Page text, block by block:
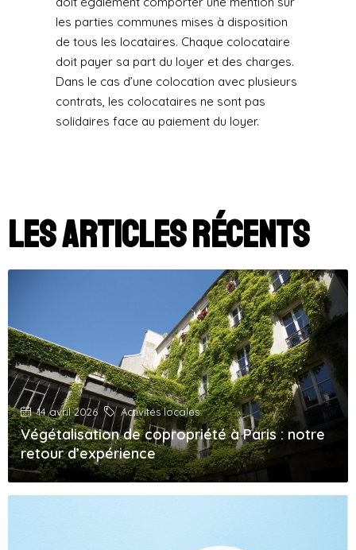
les parties communes mises à disposition
de tous les locataires. Chaque colocataire
doit payer sa part du loyer et des charges.
Dans le cas d’une colocation avec plusieurs
contrats, les colocataires ne sont pas
solidaires face au paiement du loyer.
Les articles récents
14 avril 2026 Activités locales
Végétalisation de copropriété à Paris : notre
retour d’expérience